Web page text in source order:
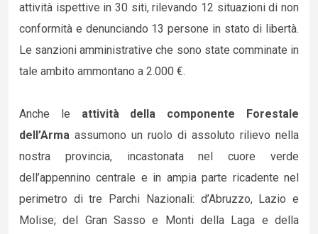
attività ispettive in 30 siti, rilevando 12 situazioni di non
conformità e denunciando 13 persone in stato di libertà.
Le sanzioni amministrative che sono state comminate in
tale ambito ammontano a 2.000 €.
Anche le attività della componente Forestale
dell’Arma assumono un ruolo di assoluto rilievo nella
nostra provincia, incastonata nel cuore verde
dell’appennino centrale e in ampia parte ricadente nel
perimetro di tre Parchi Nazionali: d’Abruzzo, Lazio e
Molise; del Gran Sasso e Monti della Laga e della